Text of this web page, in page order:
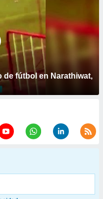
de fútbol en Narathiwat,